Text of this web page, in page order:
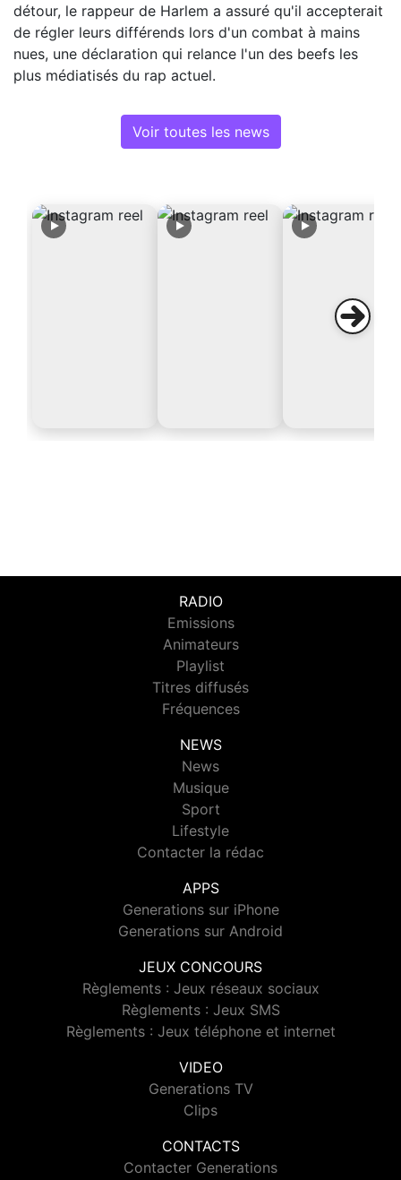
détour, le rappeur de Harlem a assuré qu'il accepterait
de régler leurs différends lors d'un combat à mains
nues, une déclaration qui relance l'un des beefs les
plus médiatisés du rap actuel.
Voir toutes les news
RADIO
Emissions
Animateurs
Playlist
Titres diffusés
Fréquences
NEWS
News
Musique
Sport
Lifestyle
Contacter la rédac
APPS
Generations sur iPhone
Generations sur Android
JEUX CONCOURS
Règlements : Jeux réseaux sociaux
Règlements : Jeux SMS
Règlements : Jeux téléphone et internet
VIDEO
Generations TV
Clips
CONTACTS
Contacter Generations